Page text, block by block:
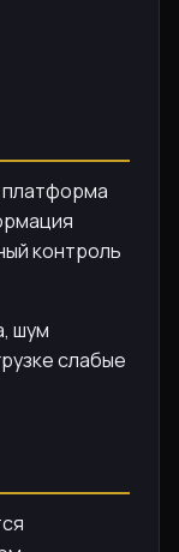
платформа
контроль
шум
слабые